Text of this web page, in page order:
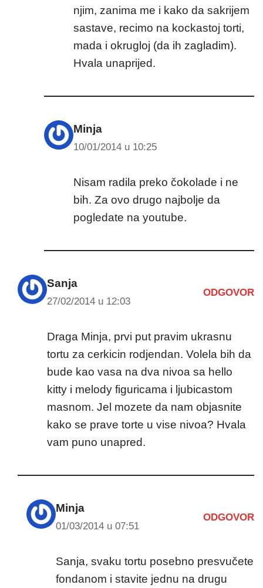
njim, zanima me i kako da sakrijem
sastave, recimo na kockastoj torti,
mada i okrugloj (da ih zagladim).
Hvala unaprijed.
Minja
10/01/2014 u 10:25
Nisam radila preko čokolade i ne
bih. Za ovo drugo najbolje da
pogledate na youtube.
Sanja
27/02/2014 u 12:03
ODGOVOR
Draga Minja, prvi put pravim ukrasnu
tortu za cerkicin rodjendan. Volela bih da
bude kao vasa na dva nivoa sa hello
kitty i melody figuricama i ljubicastom
masnom. Jel mozete da nam objasnite
kako se prave torte u vise nivoa? Hvala
vam puno unapred.
Minja
01/03/2014 u 07:51
ODGOVOR
Sanja, svaku tortu posebno presvučete
fondanom i stavite jednu na drugu